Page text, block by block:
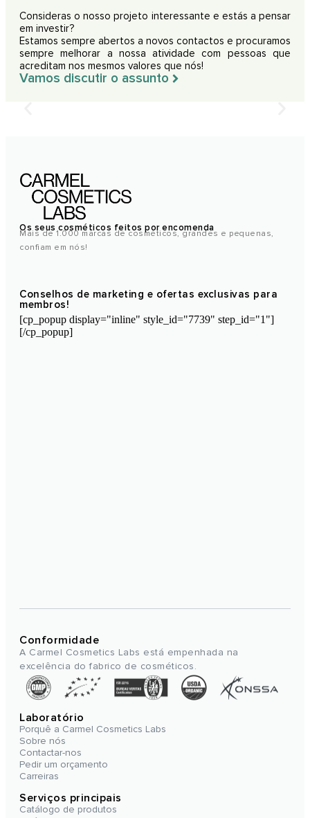
Consideras o nosso projeto interessante e estás a pensar
em investir?
Estamos sempre abertos a novos contactos e procuramos
sempre melhorar a nossa atividade com pessoas que
acreditam nos mesmos valores que nós!
Vamos discutir o assunto
Os seus cosméticos feitos por encomenda
Mais de 1.000 marcas de cosméticos, grandes e pequenas,
confiam em nós!
Conselhos de marketing e ofertas exclusivas para
membros!
[cp_popup display="inline" style_id="7739" step_id="1"]
[/cp_popup]
Conformidade
A Carmel Cosmetics Labs está empenhada na
excelência do fabrico de cosméticos.
Laboratório
Porquê a Carmel Cosmetics Labs
Sobre nós
Contactar-nos
Pedir um orçamento
Carreiras
Serviços principais
Catálogo de produtos